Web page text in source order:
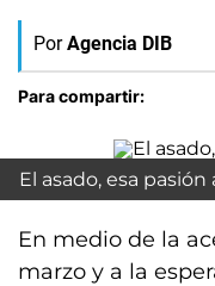
Por Agencia DIB
Para compartir:
El asado, esa
En medio de la
marzo y a la